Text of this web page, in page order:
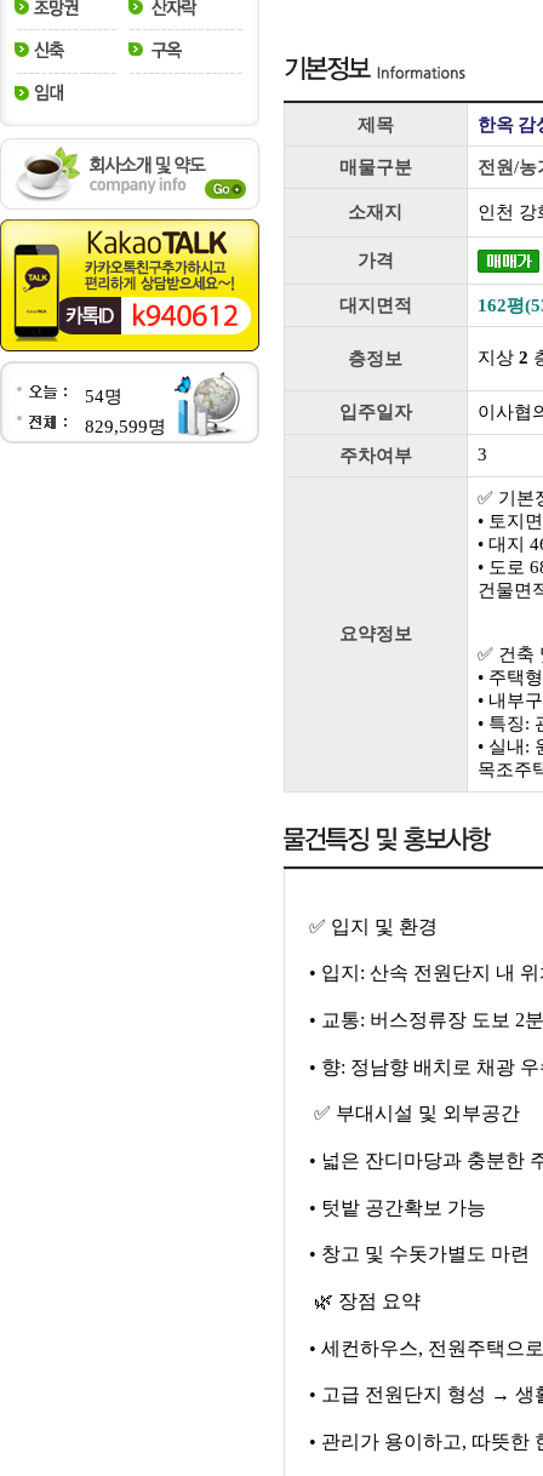
54명
829,599명
제목 한옥 감
매물구분 전원/농
소재지 인천 강
가격
대지면적 162평
층정보 지상 2
입주일자 이사협
주차여부 3
요약정보
✅ 기본
• 토지
• 대지
• 도로
건물면
✅ 건축
• 주택
• 내부
• 특징:
• 실내:
목조주
✅ 입지 및 환경
• 입지 : 산속 전원단지 내 위
• 교통: 버스정류장 도보 2
• 향: 정남향 배치로 채광 우
✅ 부대시설 및 외부공간
• 넓은 잔디마당과 충분한
• 텃밭 공간확보 가능
• 창고 및 수돗가별도 마련
🌿 장점 요약
• 세컨하우스, 전원주택으
• 고급 전원단지 형성 → 생
• 관리가 용이하고, 따뜻한